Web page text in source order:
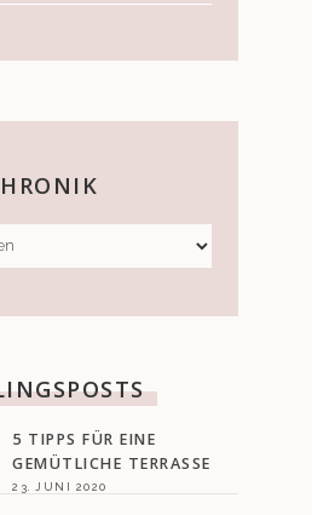
5 TIPPS FÜR EINE
GEMÜTLICHE TERRASSE
23. JUNI 2020